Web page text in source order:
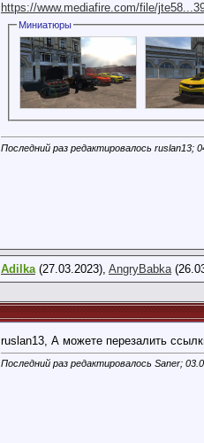
https://www.mediafire.com/file/
Миниатюры
Последний раз редактировалось ruslan13;
Adilka(27.03.2023), AngryBabka
ruslan13, А можете перезалить
Последний раз редактировалось Saner;